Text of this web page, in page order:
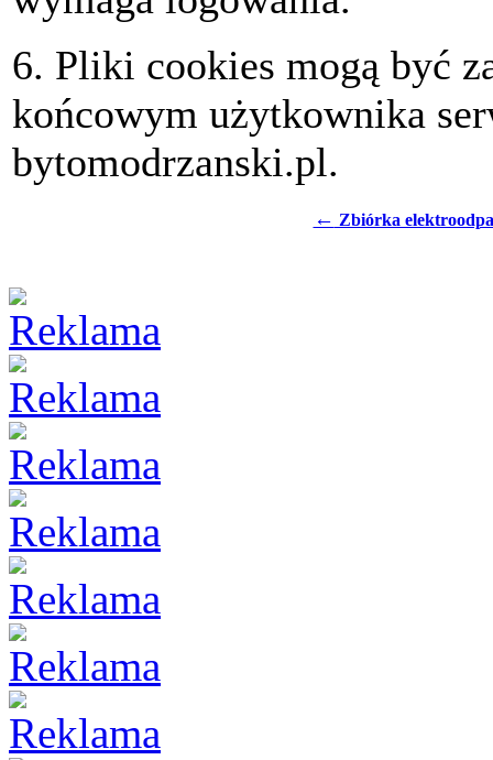
6. Pliki cookies mogą być
końcowym użytkownika
bytomodrzanski.pl.
← Zbiórka